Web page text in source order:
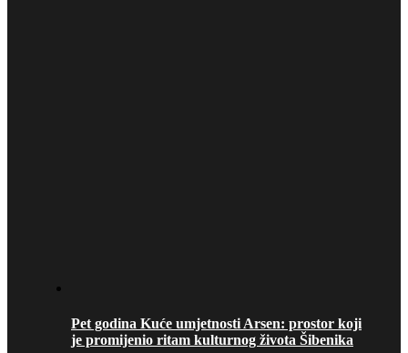
Pet godina Kuće umjetnosti Arsen: prostor koji
je promijenio ritam kulturnog života Šibenika